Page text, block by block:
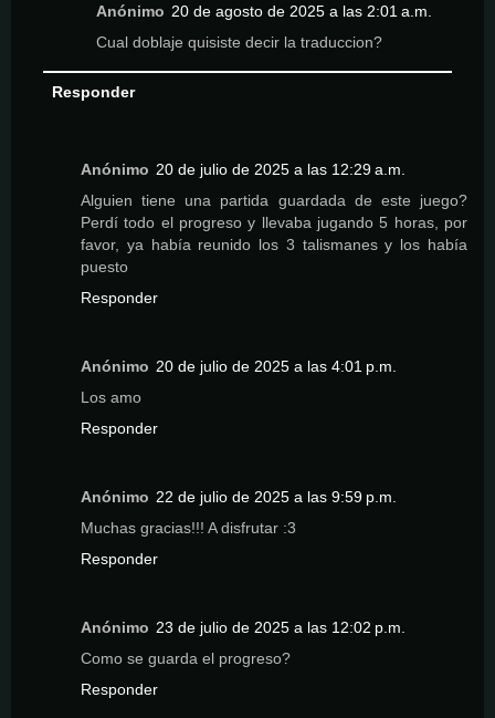
Anónimo 20 de agosto de 2025 a las 2:01 a.m.
Cual doblaje quisiste decir la traduccion?
Responder
Anónimo 20 de julio de 2025 a las 12:29 a.m.
Alguien tiene una partida guardada de este juego?
Perdí todo el progreso y llevaba jugando 5 horas, por
favor, ya había reunido los 3 talismanes y los había
puesto
Responder
Anónimo 20 de julio de 2025 a las 4:01 p.m.
Los amo
Responder
Anónimo 22 de julio de 2025 a las 9:59 p.m.
Muchas gracias!!! A disfrutar :3
Responder
Anónimo 23 de julio de 2025 a las 12:02 p.m.
Como se guarda el progreso?
Responder